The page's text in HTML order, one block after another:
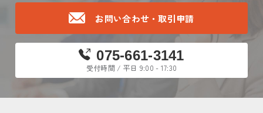
お問い合わせ・取引申請
075-661-3141
受付時間 / 平日 9:00 - 17:30